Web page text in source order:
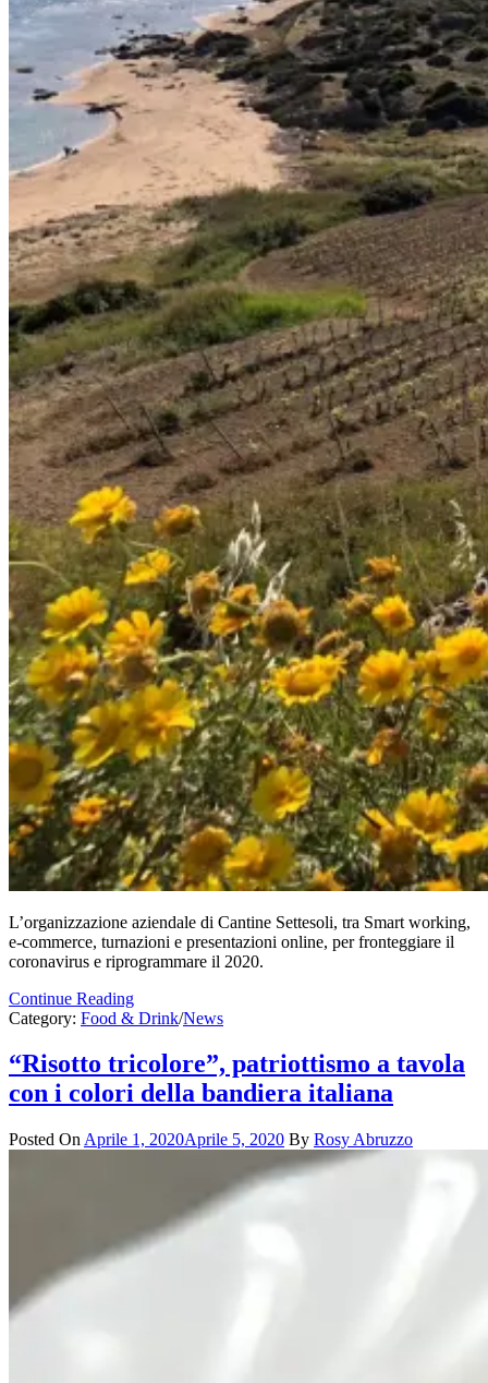
L’organizzazione aziendale di Cantine Settesoli, tra Smart working,
e-commerce, turnazioni e presentazioni online, per fronteggiare il
coronavirus e riprogrammare il 2020.
Continue Reading
Category: Food & Drink/News
“Risotto tricolore”, patriottismo a tavola
con i colori della bandiera italiana
Posted On Aprile 1, 2020Aprile 5, 2020 By Rosy Abruzzo